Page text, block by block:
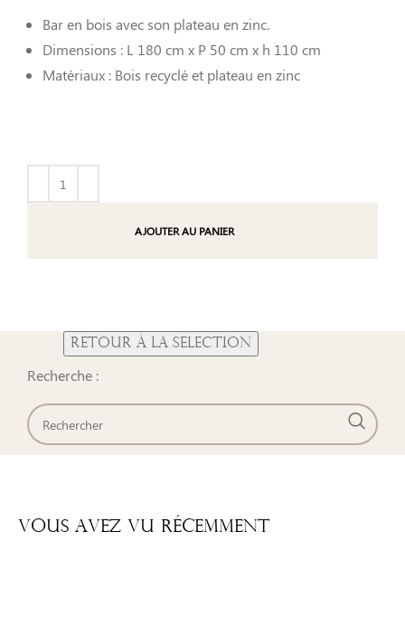
Bar en bois avec son plateau en zinc.
Dimensions : L 180 cm x P 50 cm x h 110 cm
Matériaux : Bois recyclé et plateau en zinc
AJOUTER AU PANIER
Recherche :
Vous Avez Vu Récemment